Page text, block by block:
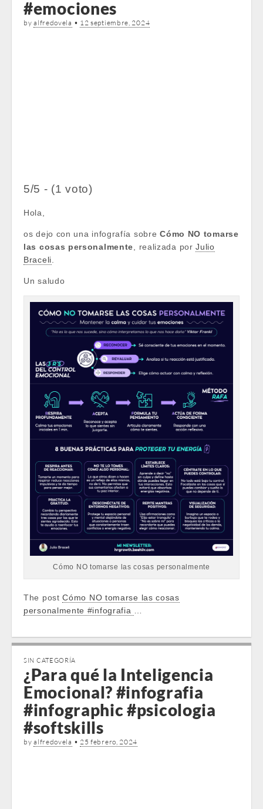
#emociones
byalfredovela • 12 septiembre, 2024
5/5 - (1 voto)
Hola,
os dejo con una infografía sobreCómo NO tomarse
las cosas personalmente , realizada porJulio
Braceli
Un saludo
Cómo NO tomarse las cosas personalmente
The postCómo NO tomarse las cosas
personalmente #infografia
SIN CATEGORÍA
¿Para qué la Inteligencia
Emocional? #infografia
#infographic #psicologia
#softskills
byalfredovela • 25 febrero, 2024